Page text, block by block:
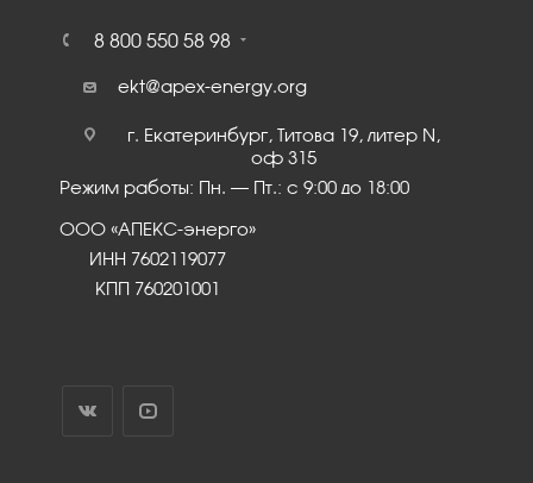
8 800 550 58 98
ekt@apex-energy.org
г. Екатеринбург, Титова 19, литер N,
оф 315
Режим работы: Пн. – Пт.: с 9:00 до 18:00
ООО «АПЕКС-энерго»
ИНН 7602119077
КПП 760201001